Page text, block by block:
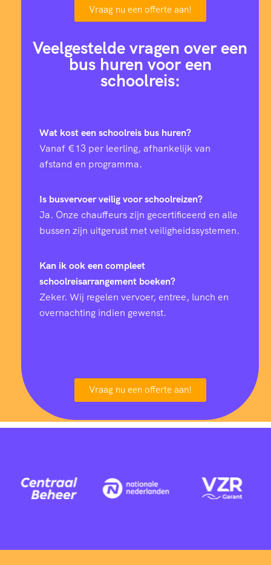
Vraag nu een offerte aan!
Veelgestelde vragen over een
bus huren voor een
schoolreis:
Wat kost een schoolreis bus huren?
Vanaf €13 per leerling, afhankelijk van
afstand en programma.
Is busvervoer veilig voor schoolreizen?
Ja. Onze chauffeurs zijn gecertificeerd en alle
bussen zijn uitgerust met veiligheidssystemen.
Kan ik ook een compleet
schoolreisarrangement boeken?
Zeker. Wij regelen vervoer, entree, lunch en
overnachting indien gewenst.
Vraag nu een offerte aan!